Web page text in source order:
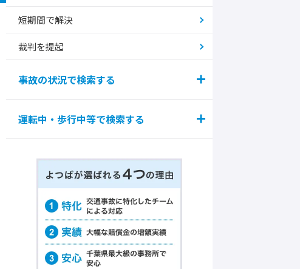
短期間で解決
裁判を提起
事故の状況で検索する
運転中・歩行中等で検索する